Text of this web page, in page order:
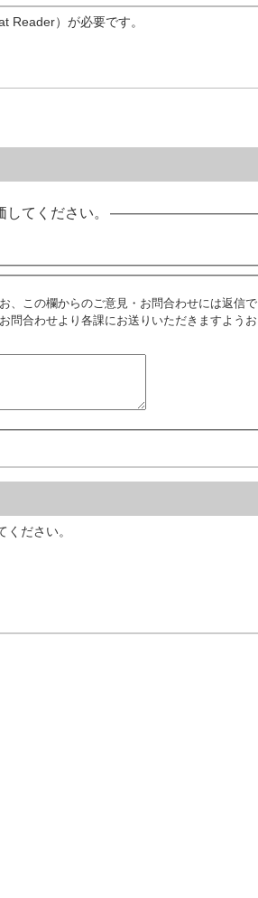
Reader）が必要です。
てください。
、この欄からのご意見・お問合わせには返信で
問合わせより各課にお送りいただきますようお
ださい。